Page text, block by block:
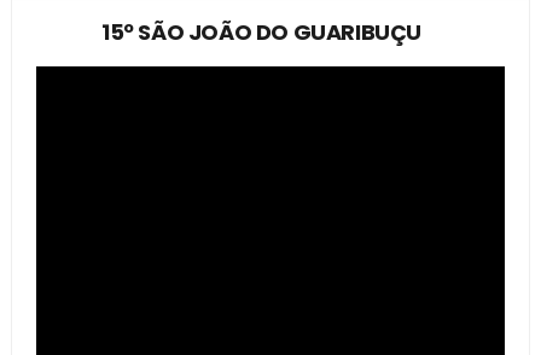
15º SÃO JOÃO DO GUARIBUÇU